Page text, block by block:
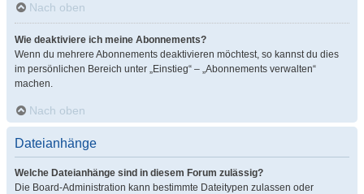
Nach oben
Wie deaktiviere ich meine Abonnements?
Wenn du mehrere Abonnements deaktivieren möchtest, so kannst du dies
im persönlichen Bereich unter „Einstieg“ – „Abonnements verwalten“
machen.
Nach oben
Dateianhänge
Welche Dateianhänge sind in diesem Forum zulässig?
Die Board-Administration kann bestimmte Dateitypen zulassen oder